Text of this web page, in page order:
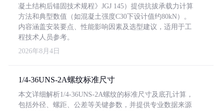
凝土结构后锚固技术规程》JGJ 145）提供抗拔承载力计算
方法和典型数值（如混凝土强度C30下设计值约80kN）。
内容涵盖安装要点、性能影响因素及选型建议，适用于工
程技术人员参考。
2026年8月4日
1/4-36UNS-2A螺纹标准尺寸
本文详细解析1/4-36UNS-2A螺纹的标准尺寸及底孔计算，
包括外径、螺距、公差等关键参数，并提供专业数据来源